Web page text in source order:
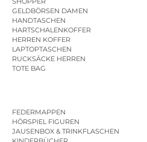
GELDBÖRSEN DAMEN
HANDTASCHEN
HARTSCHALENKOFFER
HERREN KOFFER
LAPTOPTASCHEN
RUCKSÄCKE HERREN
TOTE BAG
FEDERMAPPEN
HÖRSPIEL FIGUREN
JAUSENBOX & TRINKFLASCHEN